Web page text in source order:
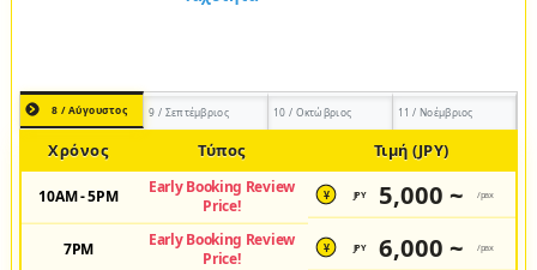
8 / Αύγουστος 9 / Σεπτέμβριος 10 / Οκτώβριος 11 / Νοέμβριος
Χρόνος Τύπος Τιμή (JPY)
10AM - 5PM
Early Booking Review
Price!
¥ JPY 5,000 ~ /pax
7PM
Early Booking Review
Price!
¥ JPY 6,000 ~ /pax